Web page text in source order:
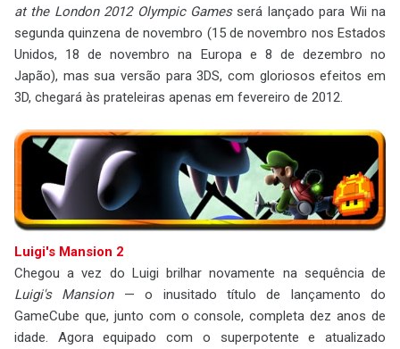
at the London 2012 Olympic Gamesserá lançado para Wii na
segunda quinzena de novembro (15 de novembro nos Estados
Unidos, 18 de novembro na Europa e 8 de dezembro no
Japão), mas sua versão para 3DS, com gloriosos efeitos em
3D, chegará às prateleiras apenas em fevereiro de 2012.
Luigi's Mansion 2
Chegou a vez do Luigi brilhar novamente na sequência de
Luigi's Mansion— o inusitado título de lançamento do
GameCube que, junto com o console, completa dez anos de
idade. Agora equipado com o superpotente e atualizado